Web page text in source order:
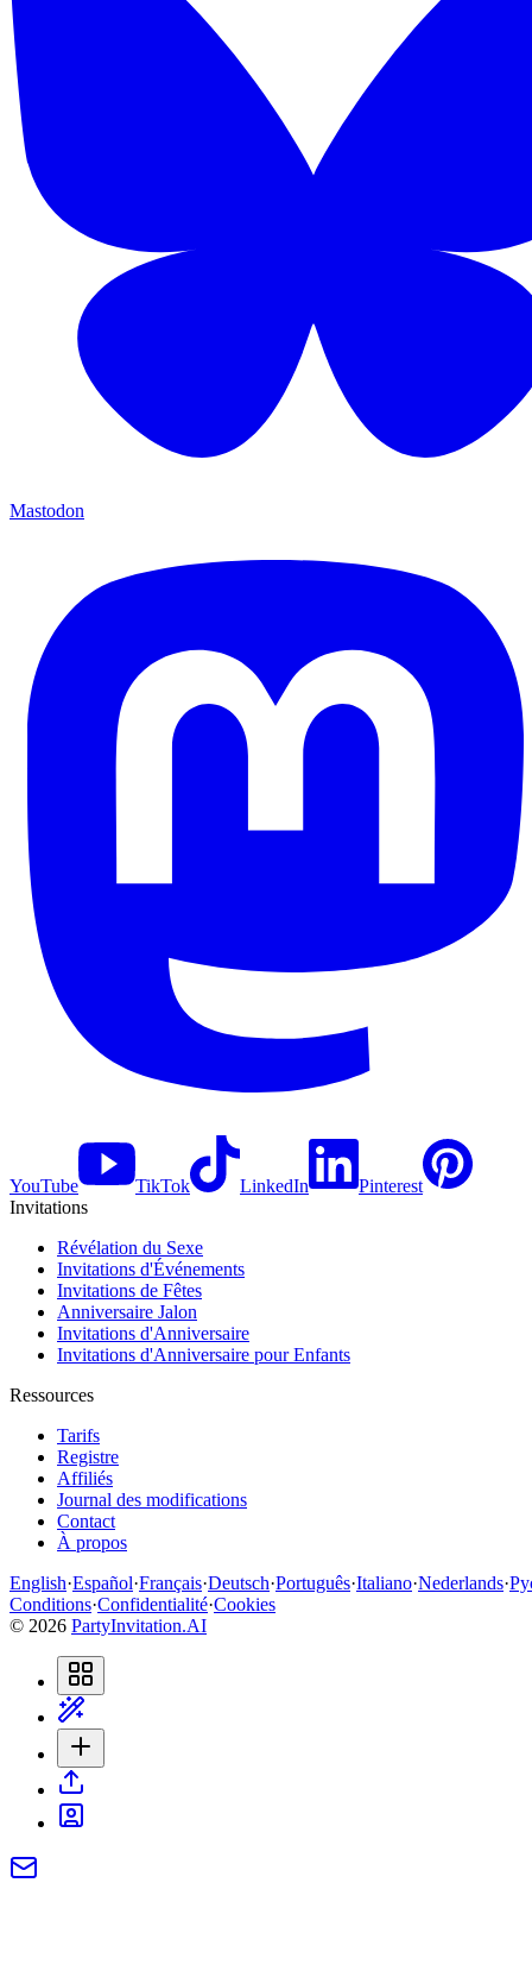
Mastodon
YouTube TikTok LinkedIn
Pinterest
Invitations
Révélation du Sexe
Invitations d'Événements
Invitations de Fêtes
Anniversaire Jalon
Invitations d'Anniversaire
Invitations d'Anniversaire pour Enfants
Ressources
Tarifs
Registre
Affiliés
Journal des modifications
Contact
À propos
English·Español·Français·Deutsch·Português·Italiano·Nederlands·
Conditions·Confidentialité·Cookies
© 2026 PartyInvitation.AI